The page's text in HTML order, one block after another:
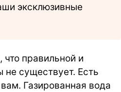
эксклюзивные
что правильной и
не существует. Есть
Газированная вода